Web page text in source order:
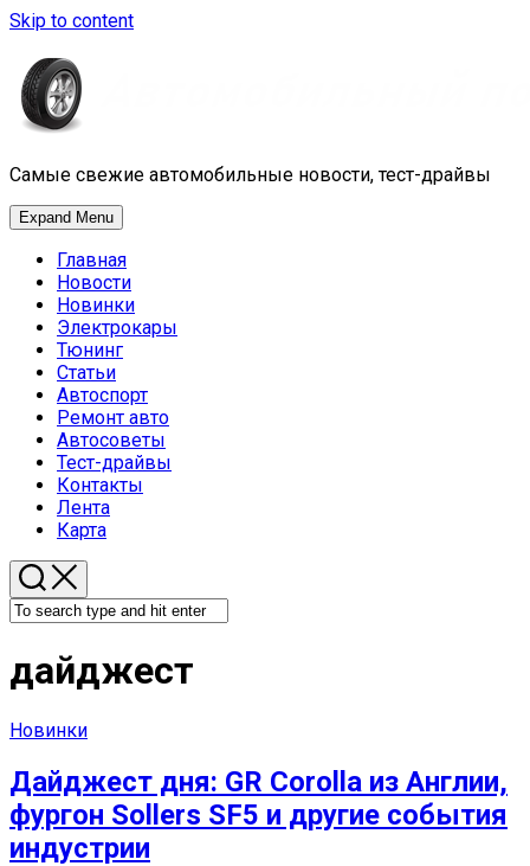
Skip to content
Самые свежие автомобильные новости, тест-драйвы
Expand Menu
Главная
Новости
Новинки
Электрокары
Тюнинг
Статьи
Автоспорт
Ремонт авто
Автосоветы
Тест-драйвы
Контакты
Лента
Карта
дайджест
Новинки
Дайджест дня: GR Corolla из Англии,
фургон Sollers SF5 и другие события
индустрии